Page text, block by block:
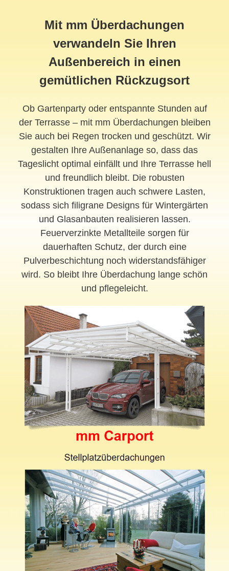
Mit mm Überdachungen
verwandeln Sie Ihren
Außenbereich in einen
gemütlichen Rückzugsort
Ob Gartenparty oder entspannte Stunden auf
der Terrasse – mit mm Überdachungen bleiben
Sie auch bei Regen trocken und geschützt. Wir
gestalten Ihre Außenanlage so, dass das
Tageslicht optimal einfällt und Ihre Terrasse hell
und freundlich bleibt. Die robusten
Konstruktionen tragen auch schwere Lasten,
sodass sich filigrane Designs für Wintergärten
und Glasanbauten realisieren lassen.
Feuerverzinkte Metallteile sorgen für
dauerhaften Schutz, der durch eine
Pulverbeschichtung noch widerstandsfähiger
wird. So bleibt Ihre Überdachung lange schön
und pflegeleicht.